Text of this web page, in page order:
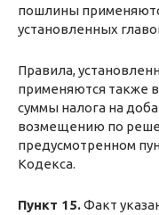
пошлины
установленных
Правила,
применяются также
суммы налога на
возмещению по
предусмотренном
Кодекса.
Пункт 15.Факт